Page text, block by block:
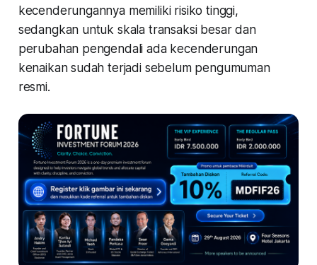
kecenderungannya memiliki risiko tinggi,
sedangkan untuk skala transaksi besar dan
perubahan pengendali ada kecenderungan
kenaikan sudah terjadi sebelum pengumuman
resmi.